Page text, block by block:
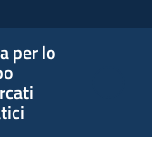
per lo